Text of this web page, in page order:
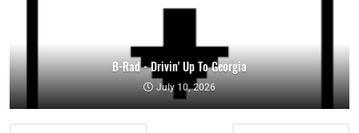
B-Rad - Drivin' Up To Georgia
July 10, 2026